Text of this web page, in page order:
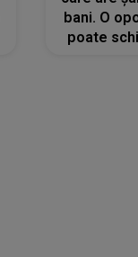
bani. O
poate